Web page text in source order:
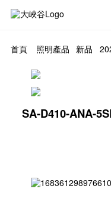
首頁 照明產品 新品
SA-D410-ANA-